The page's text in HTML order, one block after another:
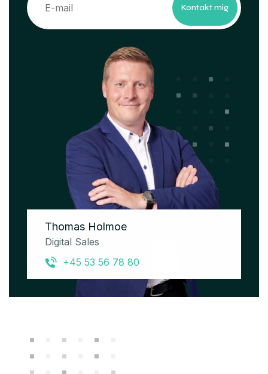
Thomas Holmoe
Digital Sales
+45 53 56 78 80
Kontakt mig